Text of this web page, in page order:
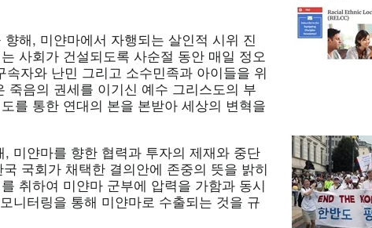
해, 미얀마에서 자행되는 살인적 시위 진
사회가 건설되도록 사순절 동안 매일 정오
자와 난민 그리고 소수민족과 아이들을 위
음의 권세를 이기신 예수 그리스도의 부
를 통한 연대의 본을 본받아 세상의 변혁을
미얀마를 향한 협력과 투자의 제재와 중단
국회가 채택한 결의안에 존중의 뜻을 밝히
취하여 미얀마 군부에 압력을 가함과 동시
니터링을 통해 미얀마로 수출되는 것을 규